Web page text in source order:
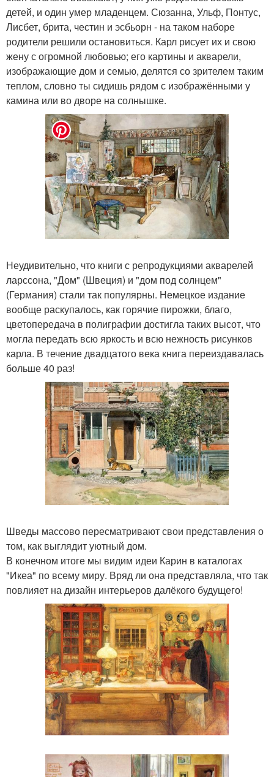
детей, и один умер младенцем. Сюзанна, Ульф, Понтус,
Лисбет, брита, честин и эсбьорн - на таком наборе
родители решили остановиться. Карл рисует их и свою
жену с огромной любовью; его картины и акварели,
изображающие дом и семью, делятся со зрителем таким
теплом, словно ты сидишь рядом с изображёнными у
камина или во дворе на солнышке.
Неудивительно, что книги с репродукциями акварелей
ларссона, "Дом" (Швеция) и "дом под солнцем"
(Германия) стали так популярны. Немецкое издание
вообще раскупалось, как горячие пирожки, благо,
цветопередача в полиграфии достигла таких высот, что
могла передать всю яркость и всю нежность рисунков
карла. В течение двадцатого века книга переиздавалась
больше 40 раз!
Шведы массово пересматривают свои представления о
том, как выглядит уютный дом.
В конечном итоге мы видим идеи Карин в каталогах
"Икеа" по всему миру. Вряд ли она представляла, что так
повлияет на дизайн интерьеров далёкого будущего!